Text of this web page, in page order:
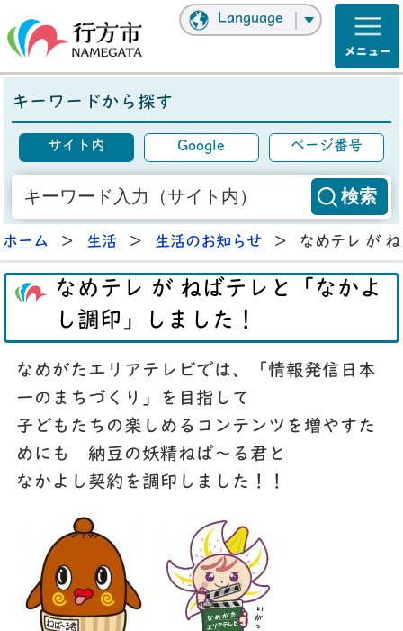
Language
キーワードから探す
サイト内 Google ページ番号
ホーム > 生活 > 生活のお知らせ > なめテレ が
なめテレ が ねばテレと「なかよ
し調印」しました！
なめがたエリアテレビでは、「情報発信日本
一のまちづくり」を目指して
子どもたちの楽しめるコンテンツを増やすた
めにも 納豆の妖精ねば～る君と
なかよし契約を調印しました！！